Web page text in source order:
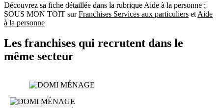
Découvrez sa fiche détaillée dans la rubrique Aide à la personne :
SOUS MON TOIT surFranchises Services aux particuliers et Aide
à la personne
Les franchises qui recrutent dans le
même secteur